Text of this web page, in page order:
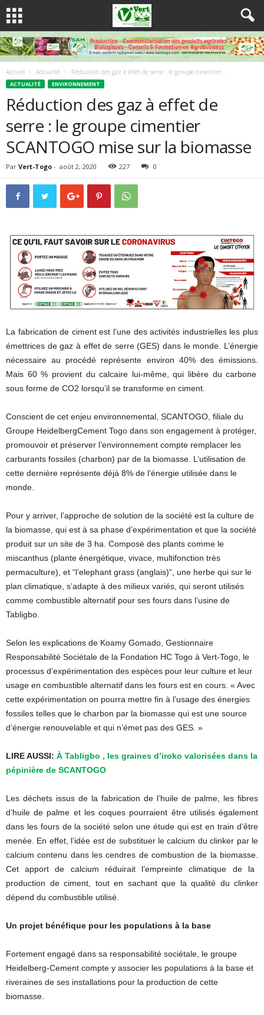
Accueil Actualité Réduction des gaz à effet de serre : le groupe cimentier...
ACTUALITÉ ENVIRONNEMENT
Réduction des gaz à effet de
serre : le groupe cimentier
SCANTOGO mise sur la biomasse
Par Vert-Togo - août 2, 2020 227 0
La fabrication de ciment est l’une des activités industrielles les plus
émettrices de gaz à effet de serre(GES) dans le monde.
L’énergie
nécessaire au procédé représente environ 40%des émissions.
Mais 60 % provient du calcaire lui-même, qui libère du carbone
sous forme de CO2 lorsqu’il se transforme en ciment.
Conscient de cet enjeu environnemental, SCANTOGO , filiale du
Groupe HeidelbergCement Togo dans son engagement à protéger,
promouvoir et préserver l’environnement compte remplacer les
carburants fossiles (charbon) par de la biomasse. L’utilisation de
cette dernière représente déjà 8% de l’énergie utilisée dans le
monde.
Pour y arriver, l’approche de solution de la société est la culture de
la biomasse, qui est à sa phase d’expérimentation et que la société
produit sur un site de 3 ha. Composé des plants comme le
miscanthus (plante énergétique, vivace, multifonction très
permaculture) , et “l’elephant grass (anglais)“, une herbe qui sur le
plan climatique, s’adapte à des milieux variés, qui seront utilisés
comme combustible alternatif pour ses fours dans l’usine de
Tabligbo
Selon les explications de Koamy Gomado , Gestionnaire
Responsabilité Sociétale de la Fondation HC Togo à Vert-Togo , le
processus d’expérimentation des espèces pour leur culture et leur
usage en combustible alternatif dans les fours est en cours. « Avec
cette expérimentation on pourra mettre fin à l’usage des énergies
fossiles telles que le charbon par la biomasse qui est une source
d’énergie renouvelable et qui n’émet pas des GES »
LIRE AUSSI: À Tabligbo , les graines d’iroko valorisées dans la
pépinière de SCANTOGO
Les déchets issus de la fabrication de l’huile de palme, les fibres
d’huile de palme et les coques pourraient être utilisés également
dans les fours de la société selon une étude qui est en train d’être
menée. En effet, l’idée est de substituer le calcium du clinker par le
calcium contenu dans les cendres de combustion de la biomasse.
Cet apport de calcium réduirait l’empreinte climatique de la
production de ciment, tout en sachant que la qualité du clinker
dépend du combustible utilisé.
Un projet bénéfique pour les populations à la base
Fortement engagé dans sa responsabilité sociétale, le groupe
Heidelberg-Cement compte y associer les populations à la base et
riveraines de ses installations pour la production de cette
biomasse.